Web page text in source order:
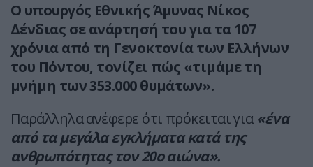
Ο υπουργός Εθνικής Άμυνας Νίκος
Δένδιας σε ανάρτησή του για τα 107
χρόνια από τη Γενοκτονία των Ελλήνων
του Πόντου, τονίζει πώς «τιμάμε τη
μνήμη των 353.000 θυμάτων».
Παράλληλα ανέφερε ότι πρόκειται για «ένα
από τα μεγάλα εγκλήματα κατά της
ανθρωπότητας τον 20ο αιώνα».